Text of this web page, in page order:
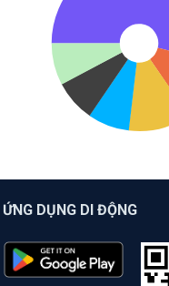
ỨNG DỤNG DI ĐỘNG